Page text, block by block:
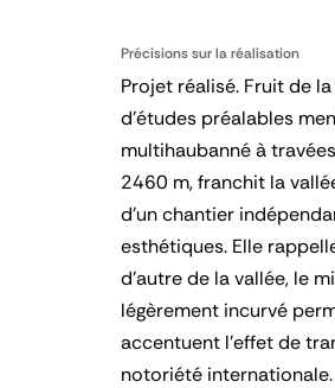
Précisions sur la réalisation
Projet réalisé. Fruit de
d’études préalables
multihaubanné à
2460 m, franchit la
d’un chantier
esthétiques. Elle
d’autre de la vallée, le
légèrement incurvé
accentuent l’effet de
notoriété internationale.